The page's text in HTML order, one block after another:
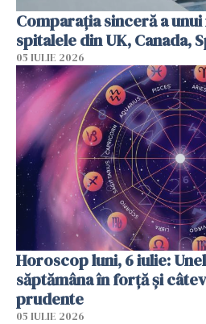
Comparația sinceră a
spitalele din UK, Canada,
05 IULIE 2026
Horoscop luni, 6 iulie:
săptămâna în forță și
prudente
05 IULIE 2026